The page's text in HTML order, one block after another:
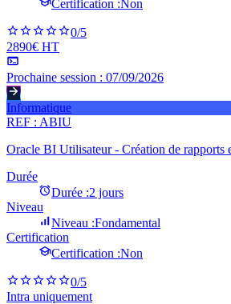
Certification :Non
0/5
2890€ HT
Prochaine session : 07/09/2026
Informatique
REF : ABIU
Oracle BI Utilisateur - Création de rapports
Durée
Durée :2 jours
Niveau
Niveau :Fondamental
Certification
Certification :Non
0/5
Intra uniquement